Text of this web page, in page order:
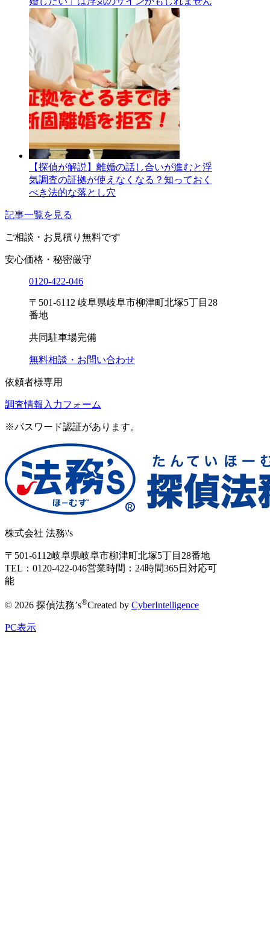
【探偵が解説】離婚の話し合いが進むと浮
気調査の証拠が使えなくなる？知っておく
べき法的な落とし穴
記事一覧を見る
ご相談・お見積り 無料です
安心価格・秘密厳守
0120-422-046
〒501-6112 岐阜県岐阜市柳津町北塚5丁目28
番地
共同駐車場完備
無料相談・お問い合わせ
依頼者様専用
調査情報入力フォーム
※パスワード認証があります。
株式会社 法務\'s
〒501-6112岐阜県岐阜市柳津町北塚5丁目28番地
TEL：0120-422-046営業時間：24時間365日対応可
能
© 2026 探偵法務’s®Created by CyberIntelligence
PC表示